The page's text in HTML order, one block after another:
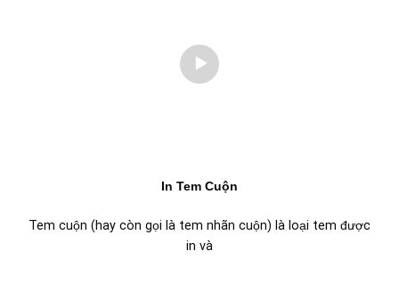
In Tem Cuộn
Tem cuộn (hay còn gọi là tem nhãn cuộn) là loại tem được
in và